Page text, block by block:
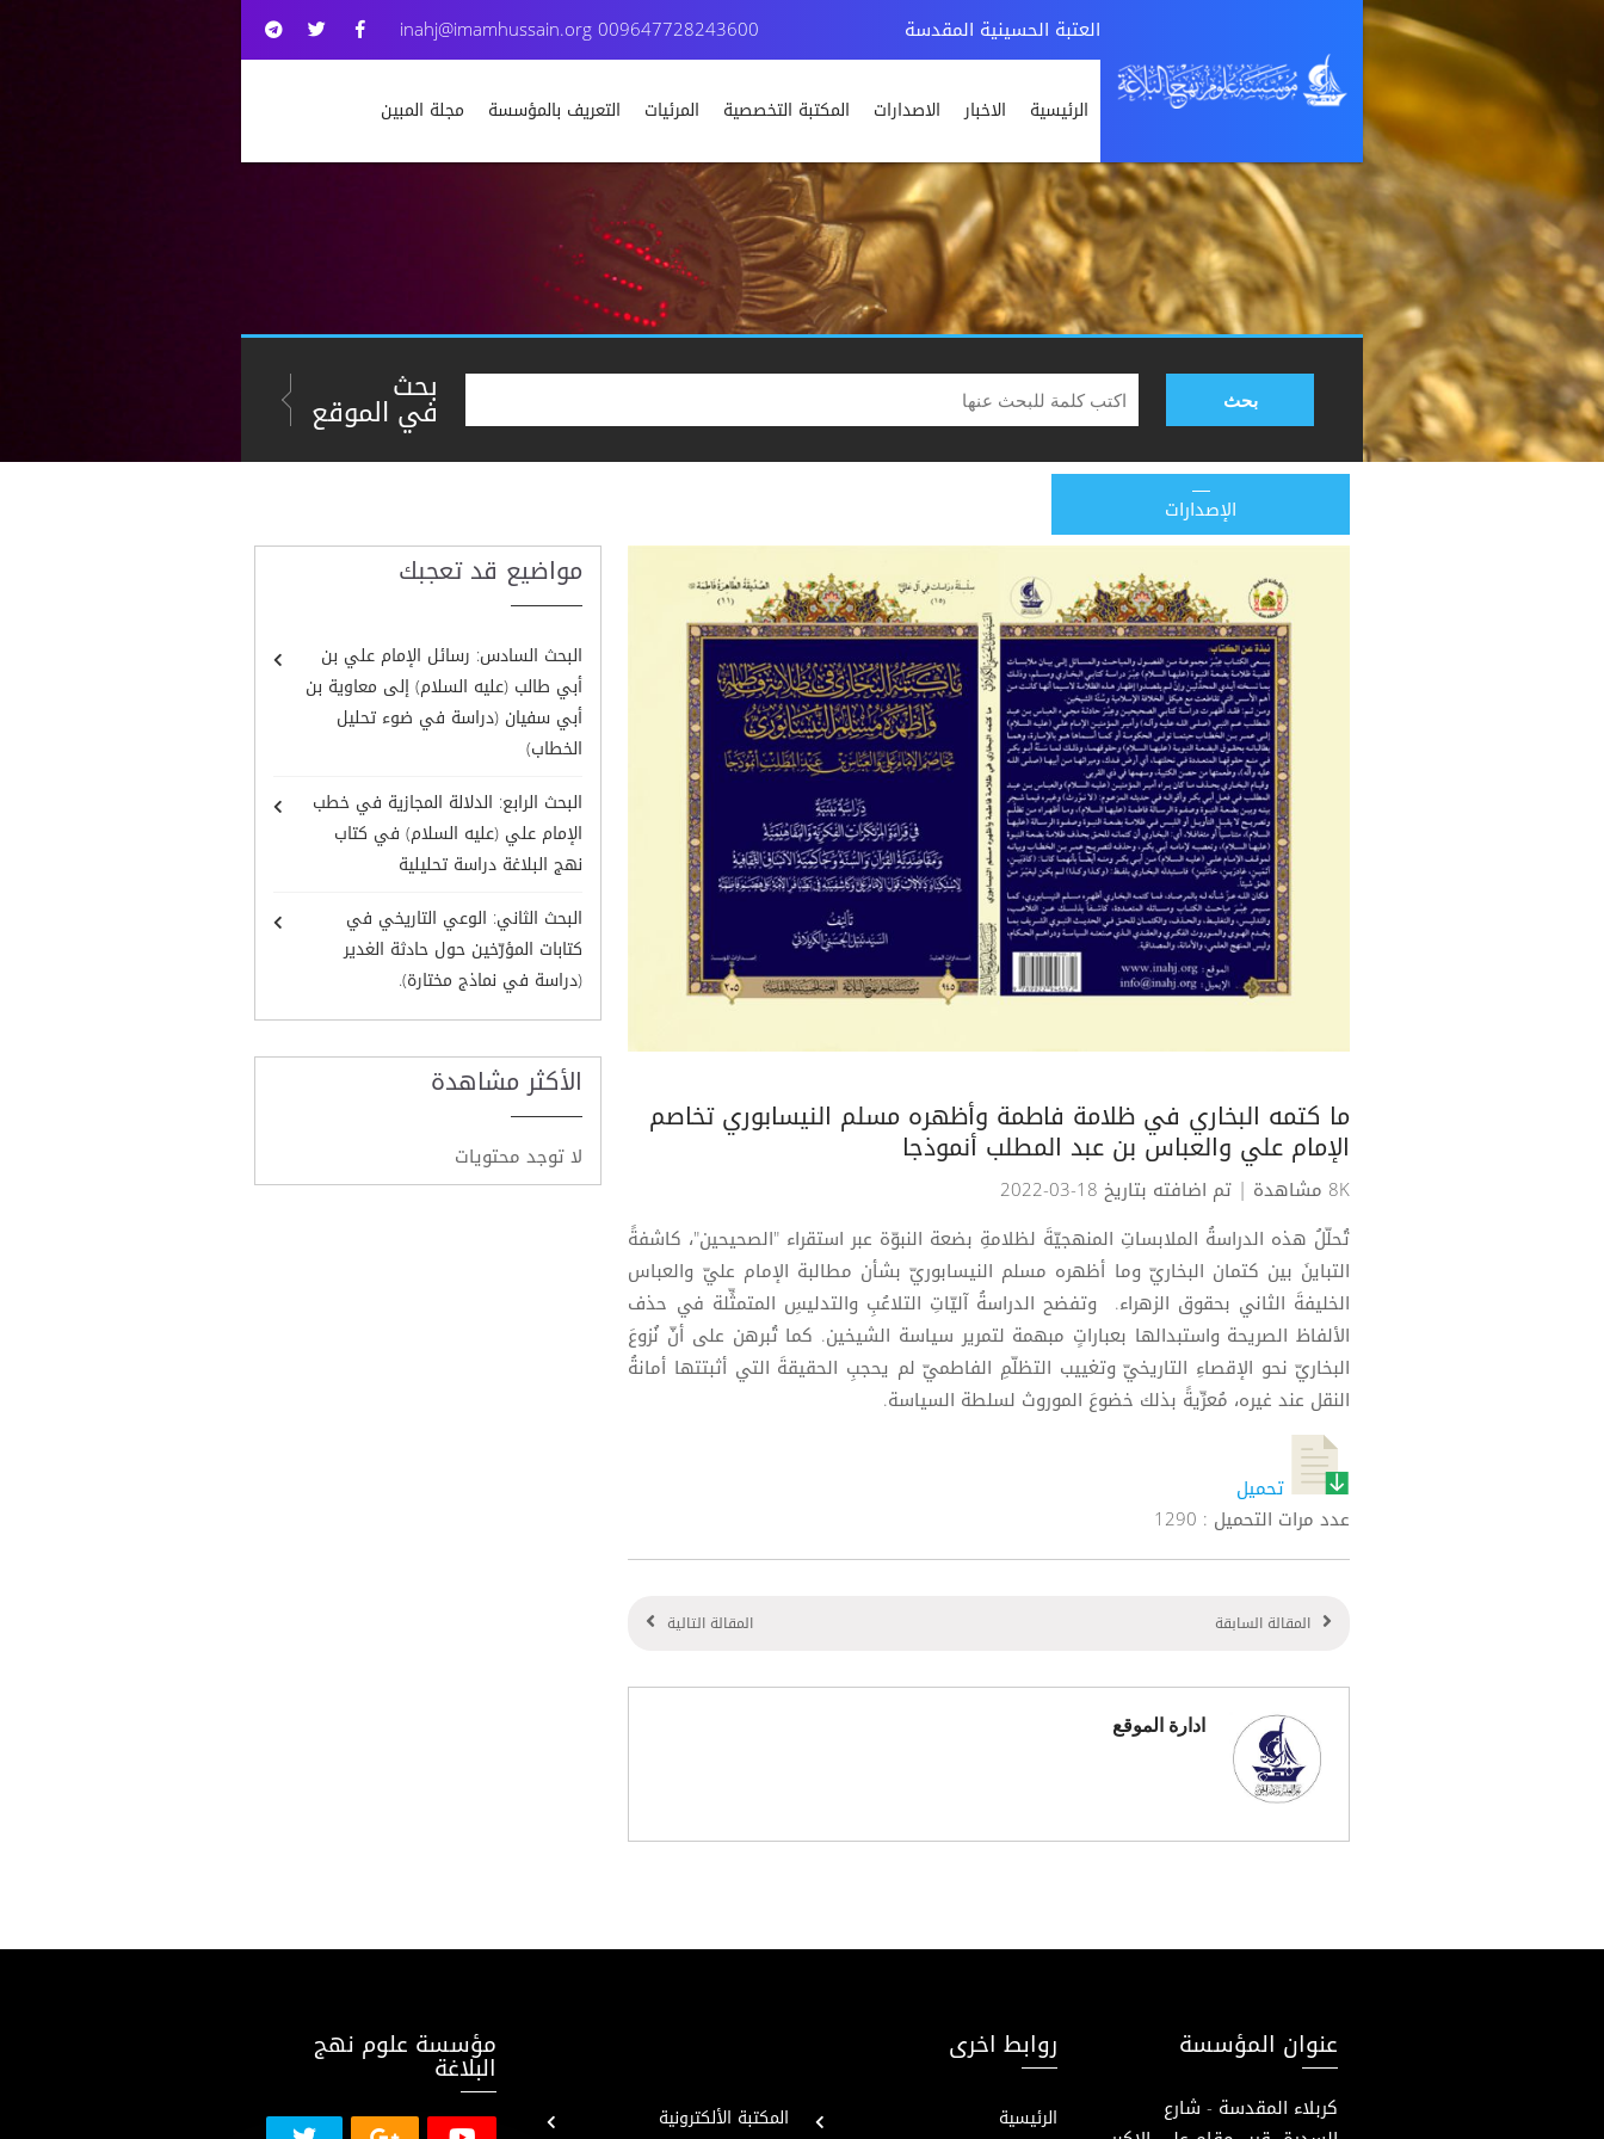
العتبة الحسينية المقدسة 009647728243600
inahj@imamhussain.org
الرئيسية الاخبار الاصدارات المكتبة التخصصية المرئيات التعريف بالمؤسسة مجلة المبين
بحث بحث
في الموقع
الإصدارات
ما كتمه البخاري في ظلامة فاطمة وأظهره مسلم النيسابوري تخاصم
الإمام علي والعباس بن عبد المطلب أنموذجا
8K مشاهدة
| تم اضافته بتاريخ 18-03-2022
تُحلّلُ هذه الدراسةُ الملابساتِ المنهجيّةَ لظلامةِ بضعة النبوّة عبر استقراء "الصحيحين"، كاشفةً
التباينَ بين كتمان البخاريّ وما أظهره مسلم النيسابوريّ بشأن مطالبة الإمام عليّ والعباس
الخليفةَ الثاني بحقوق الزهراء. وتفضح الدراسةُ آليّاتِ التلاعُبِ والتدليسِ المتمثِّلة في حذف
الألفاظ الصريحة واستبدالها بعباراتٍ مبهمة لتمرير سياسة الشيخين. كما تُبرهن على أنّ نُزوعَ
البخاريّ نحو الإقصاءِ التاريخيّ وتغييب التظلّمِ الفاطميّ لم يحجبِ الحقيقةَ التي أثبتتها أمانةُ
النقل عند غيره، مُعرِّيةً بذلك خضوعَ الموروث لسلطة السياسة.
تحميل
عدد مرات التحميل : 1290
المقالة السابقة المقالة التالية
ادارة الموقع
مواضيع قد تعجبك
البحث السادس: رسائل الإمام علي بن
أبي طالب (عليه السلام) إلى معاوية بن
أبي سفيان (دراسة في ضوء تحليل
الخطاب)
البحث الرابع: الدلالة المجازية في خطب
الإمام علي (عليه السلام) في كتاب
نهج البلاغة دراسة تحليلية
البحث الثاني: الوعي التاريخي في
كتابات المؤرّخين حول حادثة الغدير
(دراسة في نماذج مختارة).
الأكثر مشاهدة
لا توجد محتويات
عنوان المؤسسة
كربلاء المقدسة - شارع
روابط اخرى
الرئيسية المكتبة الألكترونية
مؤسسة علوم نهج
البلاغة